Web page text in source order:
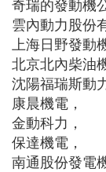
雲內動力股份
上海日野發動
北京北內柴油
沈陽福瑞斯動
康晨機電，
金動科力，
保達機電，
南通股份發電